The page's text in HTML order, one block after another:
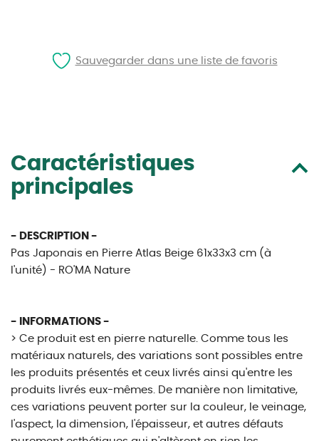
Caractéristiques
principales
- DESCRIPTION -
Pas Japonais en Pierre Atlas Beige 61x33x3 cm (à
l'unité) - RO'MA Nature
- INFORMATIONS -
> Ce produit est en pierre naturelle. Comme tous les
matériaux naturels, des variations sont possibles entre
les produits présentés et ceux livrés ainsi qu'entre les
produits livrés eux-mêmes. De manière non limitative,
ces variations peuvent porter sur la couleur, le veinage,
l'aspect, la dimension, l'épaisseur, et autres défauts
Sauvegarder dans une liste de favoris